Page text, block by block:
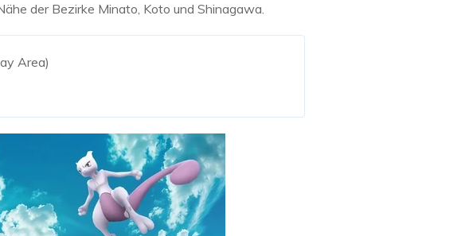
der Bezirke Minato, Koto und Shinagawa.
Area)